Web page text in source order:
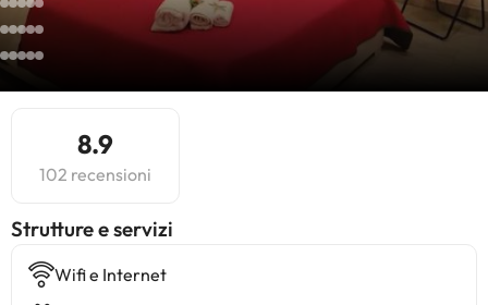
8.9
102 recensioni
​Strutture e servizi
Wifi e Internet